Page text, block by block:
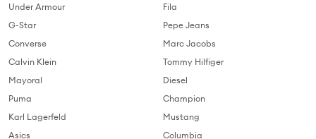
Under Armour
G-Star
Converse
Calvin Klein
Mayoral
Puma
Karl Lagerfeld
Asics
Fila
Pepe Jeans
Marc Jacobs
Tommy Hilfiger
Diesel
Champion
Mustang
Columbia